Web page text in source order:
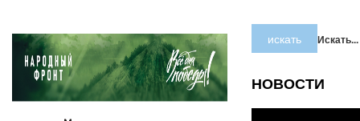
искать Искать...
НОВОСТИ